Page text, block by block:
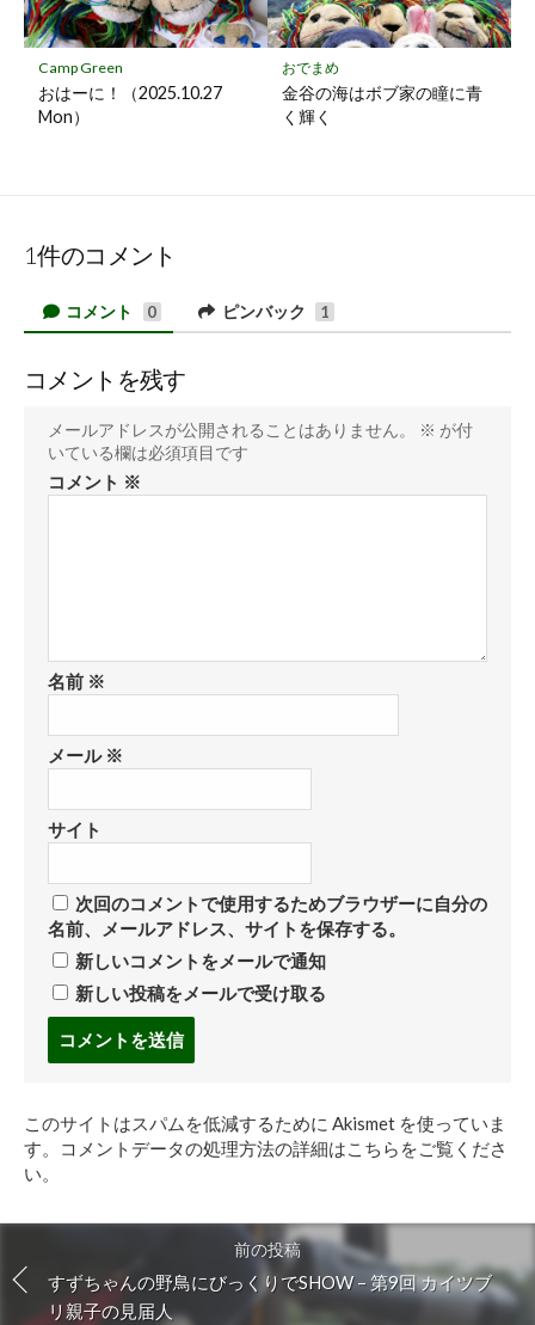
Camp Green
おはーに！（2025.10.27
Mon）
おでまめ
金谷の海はボブ家の瞳に青
く輝く
1件のコメント
コメント 0 ピンバック 1
コメントを残す
メールアドレスが公開されることはありません。 ※ が付
いている欄は必須項目です
コメント ※
名前 ※
メール ※
サイト
次回のコメントで使用するためブラウザーに自分の
名前、メールアドレス、サイトを保存する。
新しいコメントをメールで通知
新しい投稿をメールで受け取る
す
る
このサイトはスパムを低減するために Akismet を使っていま
す。
コメントデータの処理方法の詳細はこちらをご覧くださ
い。
前の投稿
すずちゃんの野鳥にびっくりでSHOW – 第9回 カイツブ
リ親子の見届人